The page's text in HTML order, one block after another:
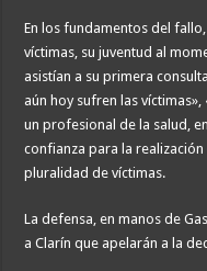
En los fundamentos del
víctimas, su juventud al
asistían a su primera
aún hoy sufren las
un profesional de la salud,
confianza para la
pluralidad de víctimas.
La defensa, en manos de
a Clarín que apelarán a la